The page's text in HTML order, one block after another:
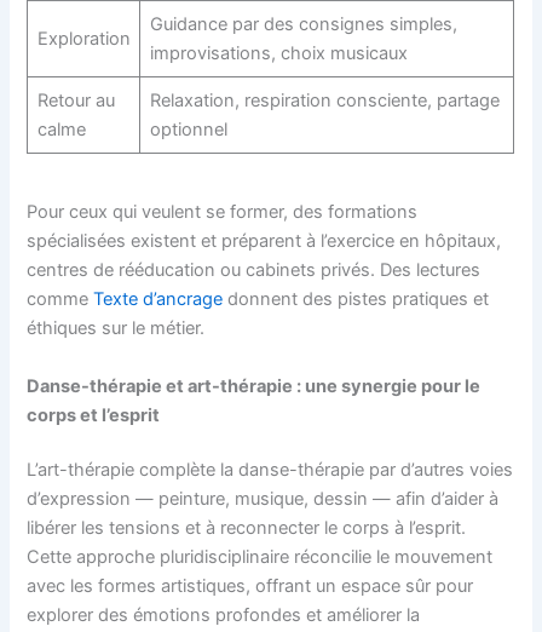
Exploration
Guidance par des consignes simples,
improvisations, choix musicaux
Retour au
calme
Relaxation, respiration consciente, partage
optionnel
Pour ceux qui veulent se former, des formations
spécialisées existent et préparent à l’exercice en hôpitaux,
centres de rééducation ou cabinets privés. Des lectures
commeTexte d’ancrage donnent des pistes pratiques et
éthiques sur le métier.
Danse-thérapie et art-thérapie : une synergie pour le
corps et l’esprit
L’art-thérapie complète la danse-thérapie par d’autres voies
d’expression — peinture, musique, dessin — afin d’aider à
libérer les tensions et à reconnecter le corps à l’esprit.
Cette approche pluridisciplinaire réconcilie le mouvement
avec les formes artistiques, offrant un espace sûr pour
explorer des émotions profondes et améliorer la